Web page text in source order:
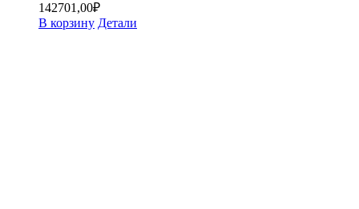
142701,00₽
В корзину Детали